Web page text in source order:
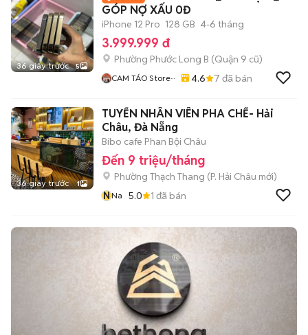
36 giây trước 5
GÓP NỢ XẤU 0Đ
iPhone 12 Pro 128 GB 4-6 tháng
3.999.999 đ
Phường Phước Long B (Quận 9 cũ)
CAM TÁO Store··· 4.6 7 đã bán
36 giây trước 1
TUYỂN NHÂN VIÊN PHA CHẾ- Hải
Châu, Đà Nẵng
Bibo cafe Phan Bội Châu
Đến 9 triệu/tháng
Phường Thạch Thang (P. Hải Châu mới)
NNa 5.0 1 đã bán